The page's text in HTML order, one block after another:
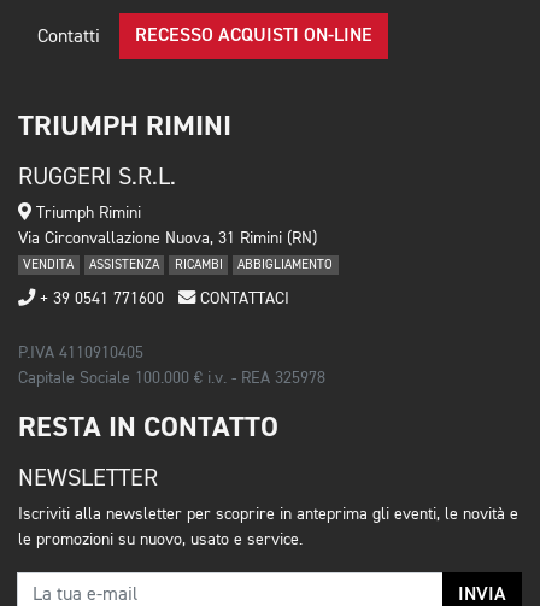
Contatti RECESSO ACQUISTI ON-LINE
TRIUMPH RIMINI
RUGGERI S.R.L.
Triumph Rimini
Via Circonvallazione Nuova, 31 Rimini (RN)
VENDITA ASSISTENZA RICAMBI ABBIGLIAMENTO
+ 39 0541 771600 CONTATTACI
P.IVA 4110910405
Capitale Sociale 100.000 € i.v. - REA 325978
RESTA IN CONTATTO
NEWSLETTER
Iscriviti alla newsletter per scoprire in anteprima gli eventi, le novità e
le promozioni su nuovo, usato e service.
INVIA